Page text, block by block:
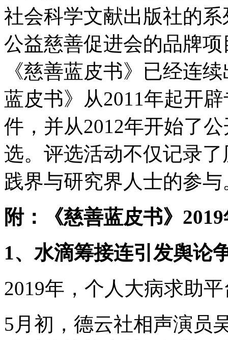
社会科学文献出版社的
公益慈善促进会的品牌
《慈善蓝皮书》已经连
蓝皮书》从2011年起开
件，并从2012年开始了
选。评选活动不仅记录
践界与研究界人士的参与
附：《慈善蓝皮书》
1、水滴筹接连引发舆论
2019年，个人大病求助
5月初，德云社相声演员